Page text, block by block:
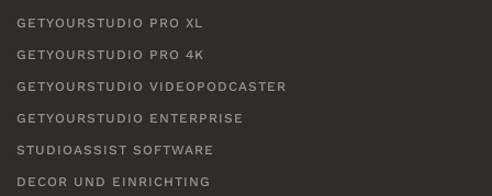
GETYOURSTUDIO PRO XL
GETYOURSTUDIO PRO 4K
GETYOURSTUDIO VIDEOPODCASTER
GETYOURSTUDIO ENTERPRISE
STUDIOASSIST SOFTWARE
DECOR UND EINRICHTING